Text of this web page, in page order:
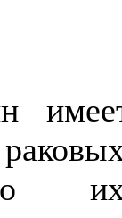
их